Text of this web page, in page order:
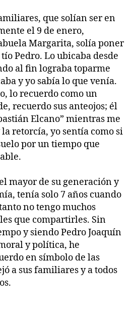
que solían ser en
el 9 de enero,
Margarita, solía poner
Pedro. Lo ubicaba desde
al fin lograba toparme
y yo sabía lo que venía.
lo recuerdo como un
recuerdo sus anteojos; él
Elcano” mientras me
retorcía, yo sentía como si
por un tiempo que
mayor de su generación y
tenía solo 7 años cuando
no tengo muchos
que compartirles. Sin
y siendo Pedro Joaquín
y política, he
en símbolo de las
a sus familiares y a todos